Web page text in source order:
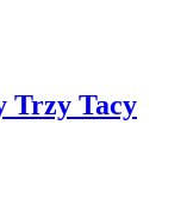
Trzy Tacy